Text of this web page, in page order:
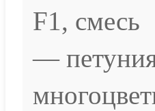
F1, смесь
—